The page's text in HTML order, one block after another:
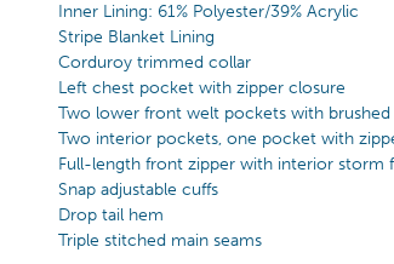
Inner Lining: 61% Polyester/39% Acrylic
Stripe Blanket Lining
Corduroy trimmed collar
Left chest pocket with zipper closure
Two lower front welt pockets with
Two interior pockets, one pocket with
Full-length front zipper with interior storm
Snap adjustable cuffs
Drop tail hem
Triple stitched main seams